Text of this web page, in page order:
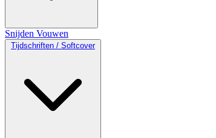
Snijden Vouwen
Tijdschriften / Softcover